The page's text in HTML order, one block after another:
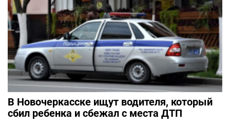
В Новочеркасске ищут водителя, который
сбил ребенка и сбежал с места ДТП